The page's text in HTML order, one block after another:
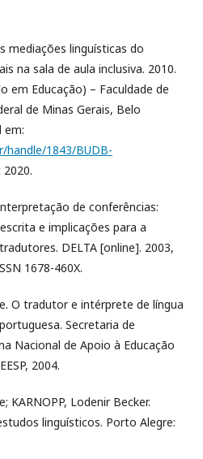
mediações linguísticas do
na sala de aula inclusiva. 2010.
em Educação) – Faculdade de
de Minas Gerais, Belo
em:
1843/BUDB-
2020.
de conferências:
e implicações para a
DELTA [online]. 2003,
1678-460X.
O tradutor e intérprete de língua
Secretaria de
Nacional de Apoio à Educação
2004.
KARNOPP, Lodenir Becker.
linguísticos. Porto Alegre: